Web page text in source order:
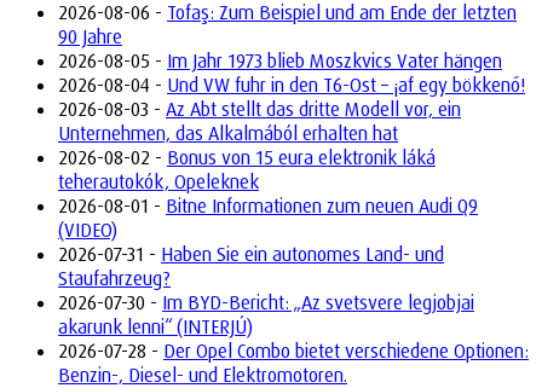
2026-08-06 - Tofaş: Zum Beispiel und am Ende der letzten
90 Jahre
2026-08-05 - Im Jahr 1973 blieb Moszkvics Vater hängen
2026-08-04 - Und VW fuhr in den T6-Ost – ¡af egy bökkenő!
2026-08-03 - Az Abt stellt das dritte Modell vor, ein
Unternehmen, das Alkalmából erhalten hat
2026-08-02 - Bonus von 15 eura elektronik láká
teherautokók, Opeleknek
2026-08-01 - Bitne Informationen zum neuen Audi Q9
(VIDEO)
2026-07-31 - Haben Sie ein autonomes Land- und
Staufahrzeug?
2026-07-30 - Im BYD-Bericht: „Az svetsvere legjobjai
akarunk lenni“ (INTERJÚ)
2026-07-28 - Der Opel Combo bietet verschiedene Optionen:
Benzin-, Diesel- und Elektromotoren.